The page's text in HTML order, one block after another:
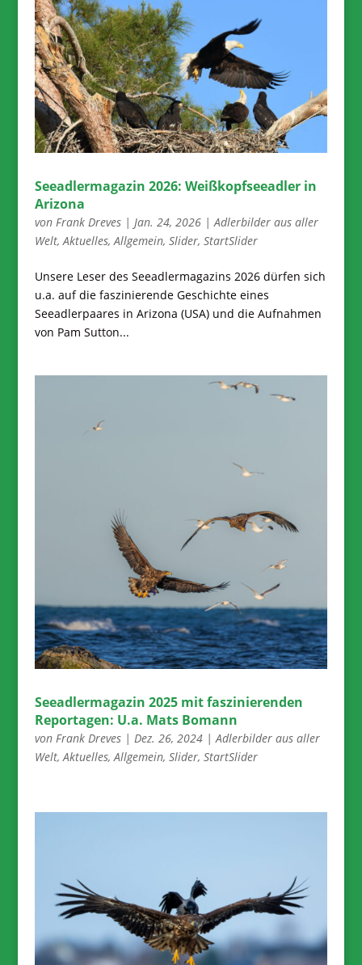
Seeadlermagazin 2026: Weißkopfseeadler in
Arizona
von Frank Dreves| Jan. 24, 2026|Adlerbilder aus aller
Welt,Aktuelles,Allgemein, Slider, StartSlider
Unsere Leser des Seeadlermagazins 2026 dürfen sich
u.a. auf die faszinierende Geschichte eines
Seeadlerpaares in Arizona (USA) und die Aufnahmen
von Pam Sutton...
Seeadlermagazin 2025 mit faszinierenden
Reportagen: U.a. Mats Bomann
von Frank Dreves| Dez. 26, 2024|Adlerbilder aus aller
Welt,Aktuelles,Allgemein, Slider, StartSlider